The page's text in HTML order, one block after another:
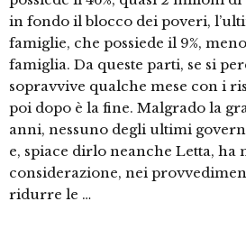
in fondo il blocco dei poveri,
famiglie, che possiede il 9%,
famiglia. Da queste parti, se si
sopravvive qualche mese con i
poi dopo è la fine. Malgrado la
anni, nessuno degli ultimi
e, spiace dirlo neanche Letta, ha
considerazione, nei
ridurre le …